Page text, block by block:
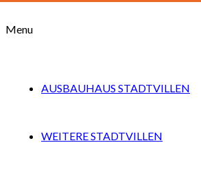
Menu
AUSBAUHAUS STADTVILLEN
WEITERE STADTVILLEN